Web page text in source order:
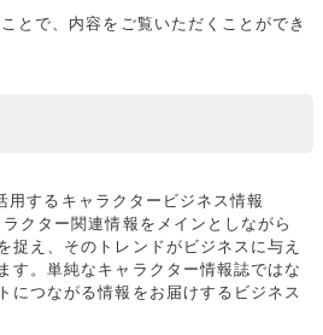
で、内容をご覧いただくことができ
用するキャラクタービジネス情報
クター関連情報をメインとしながら
捉え、そのトレンドがビジネスに与え
す。単純なキャラクター情報誌ではな
につながる情報をお届けするビジネス